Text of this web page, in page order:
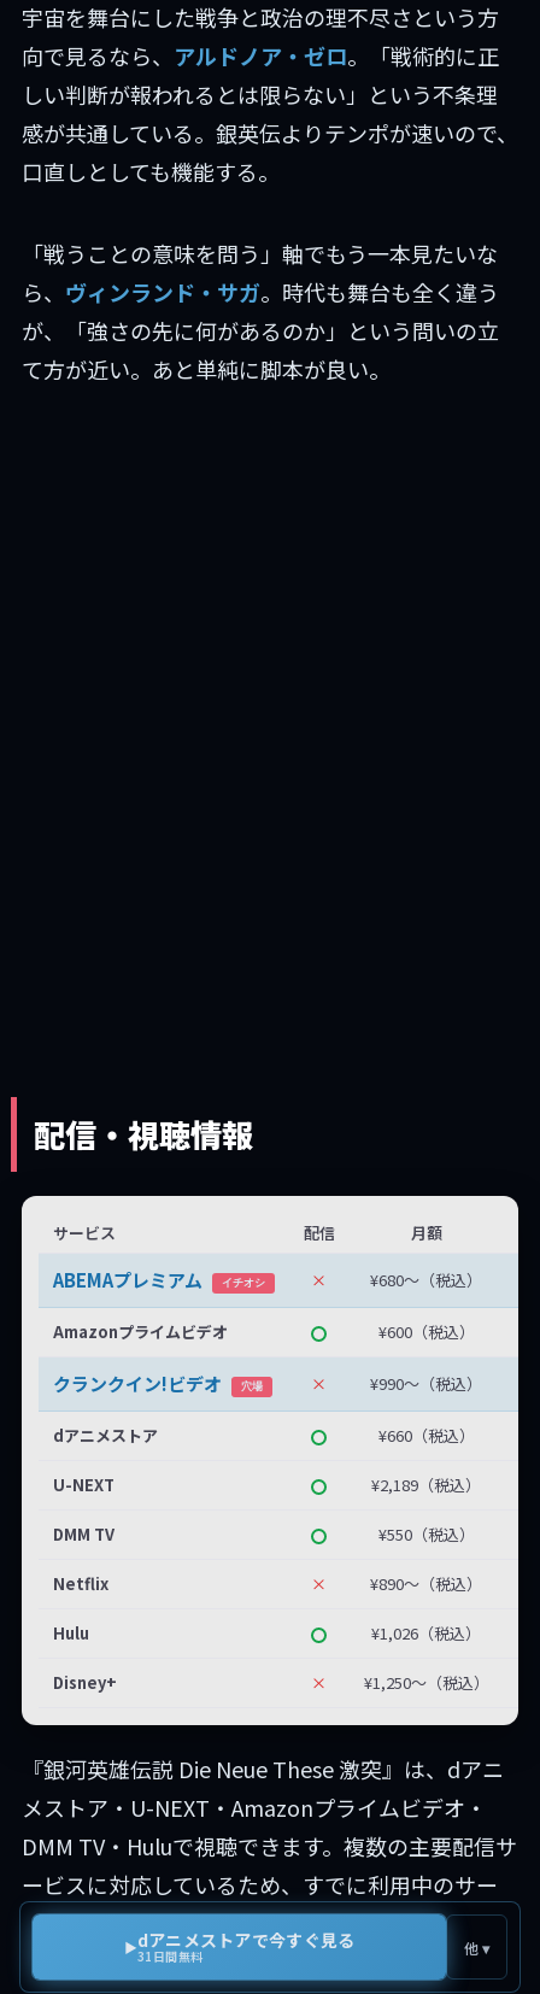
宇宙を舞台にした戦争と政治の理不尽さという方
向で見るなら、 アルドノア・ゼロ。「戦術的に正
しい判断が報われるとは限らない」という不条理
感が共通している。銀英伝よりテンポが速いので、
口直しとしても機能する。
「戦うことの意味を問う」軸でもう一本見たいな
ら、 ヴィンランド・サガ。時代も舞台も全く違う
が、「強さの先に何があるのか」という問いの立
て方が近い。あと単純に脚本が良い。
配信・視聴情報
サービス 配信 月額
ABEMAプレミアム イチオシ × ¥680〜（税込）
Amazonプライムビデオ ¥600（税込）
クランクイン!ビデオ 穴場 × ¥990〜（税込）
dアニメストア ¥660（税込）
U-NEXT ¥2,189（税込）
DMM TV ¥550（税込）
Netflix × ¥890〜（税込）
Hulu ¥1,026（税込）
Disney+ × ¥1,250〜（税込）
『銀河英雄伝説 Die Neue These 激突』は、dアニ
メストア・U-NEXT・Amazonプライムビデオ・
DMM TV・Huluで視聴できます。複数の主要配信サ
ービスに対応しているため、すでに利用中のサー
ビスでそのまま視聴を始めることができます。
▶dアニメストアで今すぐ見る
31日間無料 他 ▾